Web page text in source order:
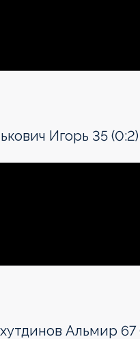
Игорь 35 (0:2)
Альмир